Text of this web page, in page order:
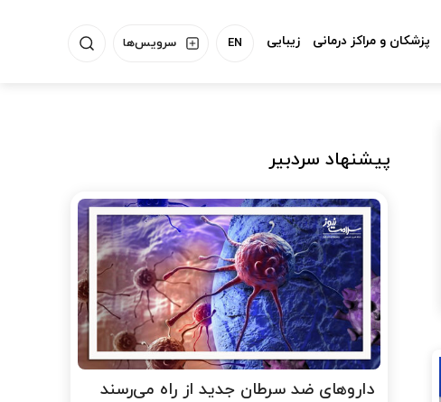
سرویس‌ها EN پزشکان و مراکز درمانی زیبایی
پیشنهاد سردبیر
داروهای ضد سرطان جدید از راه می‌رسند